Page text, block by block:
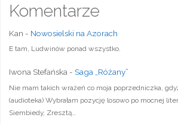
Komentarze
Kan - Nowosielski na Azorach
E tam, Ludwinów ponad wszystko.
Iwona Stefańska- Saga „Różany”
Nie mam takich wrażeń co moja poprzedniczka,
(audioteka) Wybrałam pozycję losowo po mocnej
Siembiedy, Zresztą…